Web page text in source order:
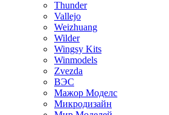
Thunder
Vallejo
Weizhuang
Wilder
Wingsy Kits
Winmodels
Zvezda
ВЭС
Мажор Моделс
Микродизайн